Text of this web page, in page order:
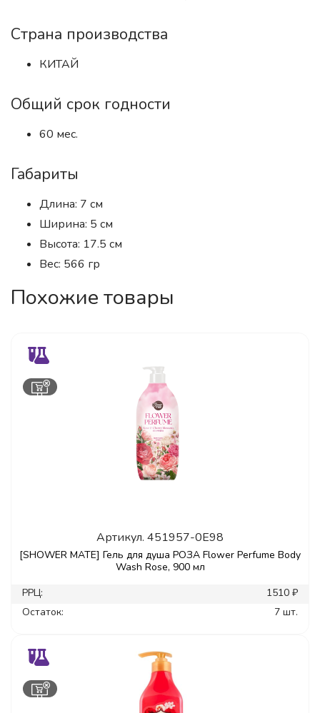
Страна производства
КИТАЙ
Общий срок годности
60 мес.
Габариты
Длина: 7 см
Ширина: 5 см
Высота: 17.5 см
Вес: 566 гр
Похожие товары
Артикул. 451957-0E98
[SHOWER MATE] Гель для душа РОЗА Flower Perfume Body
Wash Rose, 900 мл
РРЦ:
1510 ₽
Остаток:
7 шт.